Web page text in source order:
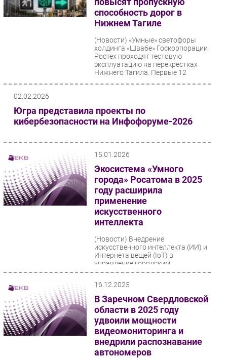
способность дорог в
Нижнем Тагиле
(Новости) «Умные» светофоры
холдинга «Швабе» Госкорпорации
Ростех проходят тестовую
эксплуатацию на перекрестках
Нижнего Тагила. Первые 12
02.02.2026
Югра представила проекты по
кибербезопасности на Инфофоруме-2026
15.01.2026
Экосистема «Умного
города» Росатома в 2025
году расширила
применение
искусственного
интеллекта
(Новости) Внедрение
искусственного интеллекта (ИИ) и
Интернета вещей (IoT) в
управление городским
хозяйством стало ключевым
16.12.2025
В Заречном Свердловской
области в 2025 году
удвоили мощности
видеомониторинга и
внедрили распознавание
автономеров